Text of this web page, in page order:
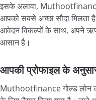
इसके अलावा, Muthootfinance
आपको सबसे अच्छा सौदा मिलता
आवेदन विकल्पों के साथ, अपने
आसान है।
आपकी प्रोफाइल के
Muthootfinance गोल्ड लोन